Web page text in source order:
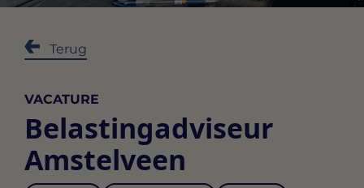
Terug
VACATURE
Belastingadviseur
Amstelveen